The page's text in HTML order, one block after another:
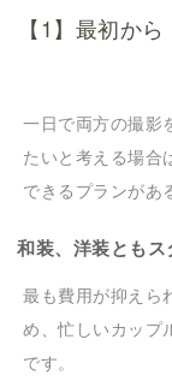
【1】最初か
一日で両方の撮影
たいと考える場合
できるプランがあ
和装、洋装とも
最も費用が抑えら
め、忙しいカップ
です。